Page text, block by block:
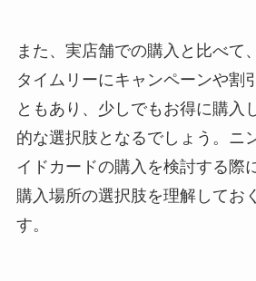
また、実店舗での購入と比べて
タイムリーにキャンペーンや割
ともあり、少しでもお得に購入
的な選択肢となるでしょう。ニ
イドカードの購入を検討する際
購入場所の選択肢を理解してお
す。